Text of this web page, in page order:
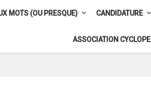
MOTS (OU PRESQUE) CANDIDATURE
ASSOCIATION CYCLOPE